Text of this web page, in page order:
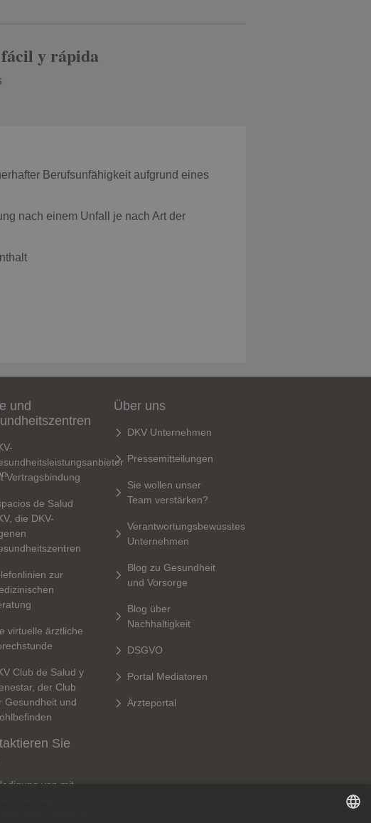
y rápida
Berufsunfähigkeit aufgrund eines
nach einem Unfall je nach Art der
und
Vertragsbindung
de Salud
die DKV-
zur
virtuelle ärztliche
Club de Salud y
der Club
Gesundheit und
Sie
von mit
Über uns
DKV Unternehmen
Pressemitteilungen
Sie wollen unser
Team verstärken?
Verantwortungsbewusstes
Unternehmen
Blog zu Gesundheit
und Vorsorge
Blog über
Nachhaltigkeit
DSGVO
Portal Mediatoren
Ärzteportal